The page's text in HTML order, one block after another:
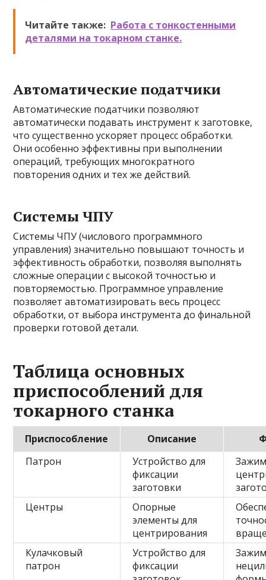
Читайте также: Работа с тонкостенными
деталями на токарном станке.
Автоматические податчики
Автоматические податчики позволяют
автоматически подавать инструмент к заготовке,
что существенно ускоряет процесс обработки.
Они особенно эффективны при выполнении
операций, требующих многократного
повторения одних и тех же действий.
Системы ЧПУ
Системы ЧПУ (числового программного
управления) значительно повышают точность и
эффективность обработки, позволяя выполнять
сложные операции с высокой точностью и
повторяемостью. Программное управление
позволяет автоматизировать весь процесс
обработки, от выбора инструмента до финальной
проверки готовой детали.
Таблица основных
приспособлений для
токарного станка
Приспособление Описание
Патрон
Устройство для
фиксации
заготовки
Центры
Опорные
элементы для
центрирования
Кулачковый
патрон
Устройство для
фиксации